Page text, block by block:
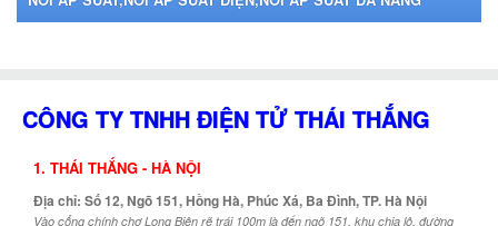
CÔNG TY TNHH ĐIỆN TỬ THÁI THẮNG
1. THÁI THẮNG - HÀ NỘI
Địa chỉ: Số 12, Ngõ 151, Hồng Hà, Phúc Xá, Ba Đình, TP. Hà Nội
Vào cổng chính chợ Long Biên rẽ trái 100m là đến ngõ 151, khu chia lô, đường